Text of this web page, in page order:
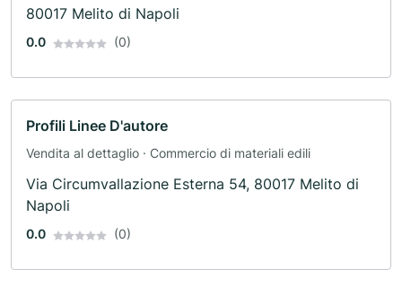
80017 Melito di Napoli
0.0 (0)
Profili Linee D'autore
Vendita al dettaglio · Commercio di materiali edili
Via Circumvallazione Esterna 54, 80017 Melito di
Napoli
0.0 (0)